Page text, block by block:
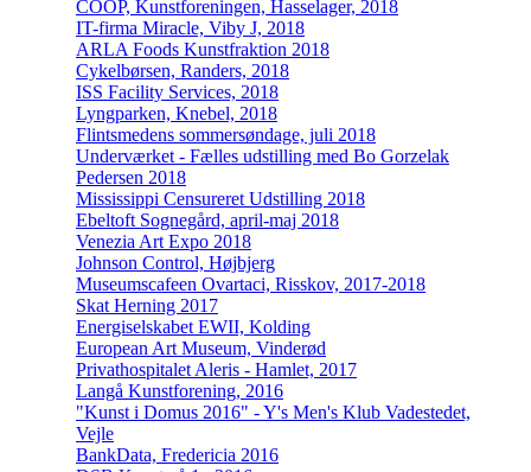
COOP, Kunstforeningen, Hasselager, 2018
IT-firma Miracle, Viby J, 2018
ARLA Foods Kunstfraktion 2018
Cykelbørsen, Randers, 2018
ISS Facility Services, 2018
Lyngparken, Knebel, 2018
Flintsmedens sommersøndage, juli 2018
Underværket - Fælles udstilling med Bo Gorzelak
Pedersen 2018
Mississippi Censureret Udstilling 2018
Ebeltoft Sognegård, april-maj 2018
Venezia Art Expo 2018
Johnson Control, Højbjerg
Museumscafeen Ovartaci, Risskov, 2017-2018
Skat Herning 2017
Energiselskabet EWII, Kolding
European Art Museum, Vinderød
Privathospitalet Aleris - Hamlet, 2017
Langå Kunstforening, 2016
"Kunst i Domus 2016" - Y's Men's Klub Vadestedet,
Vejle
BankData, Fredericia 2016